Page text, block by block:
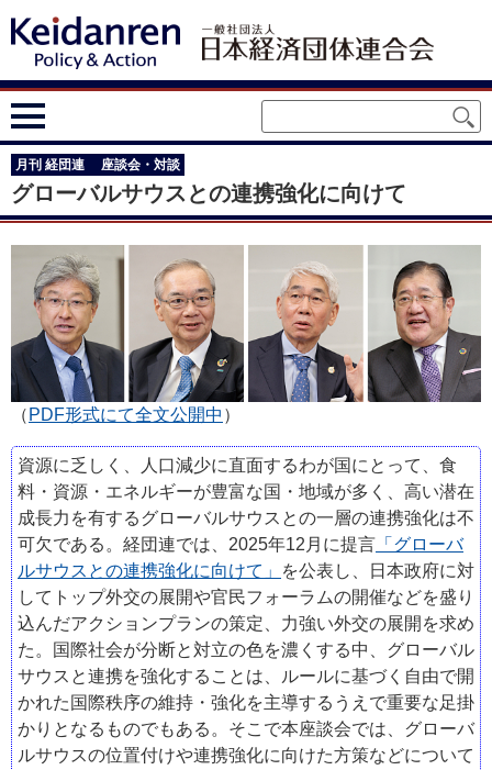
月刊 経団連 座談会・対談
グローバルサウスとの連携強化に向けて
（ PDF形式にて全文公開中 ）
資源に乏しく、人口減少に直面するわが国にとって、食
料・資源・エネルギーが豊富な国・地域が多く、高い潜在
成長力を有するグローバルサウスとの一層の連携強化は不
可欠である。経団連では、2025年12月に提言 「グローバ
ルサウスとの連携強化に向けて」
を公表し、日本政府に対
してトップ外交の展開や官民フォーラムの開催などを盛り
込んだアクションプランの策定、力強い外交の展開を求め
た。国際社会が分断と対立の色を濃くする中、グローバル
サウスと連携を強化することは、ルールに基づく自由で開
かれた国際秩序の維持・強化を主導するうえで重要な足掛
かりとなるものでもある。そこで本座談会では、グローバ
ルサウスの位置付けや連携強化に向けた方策などについて